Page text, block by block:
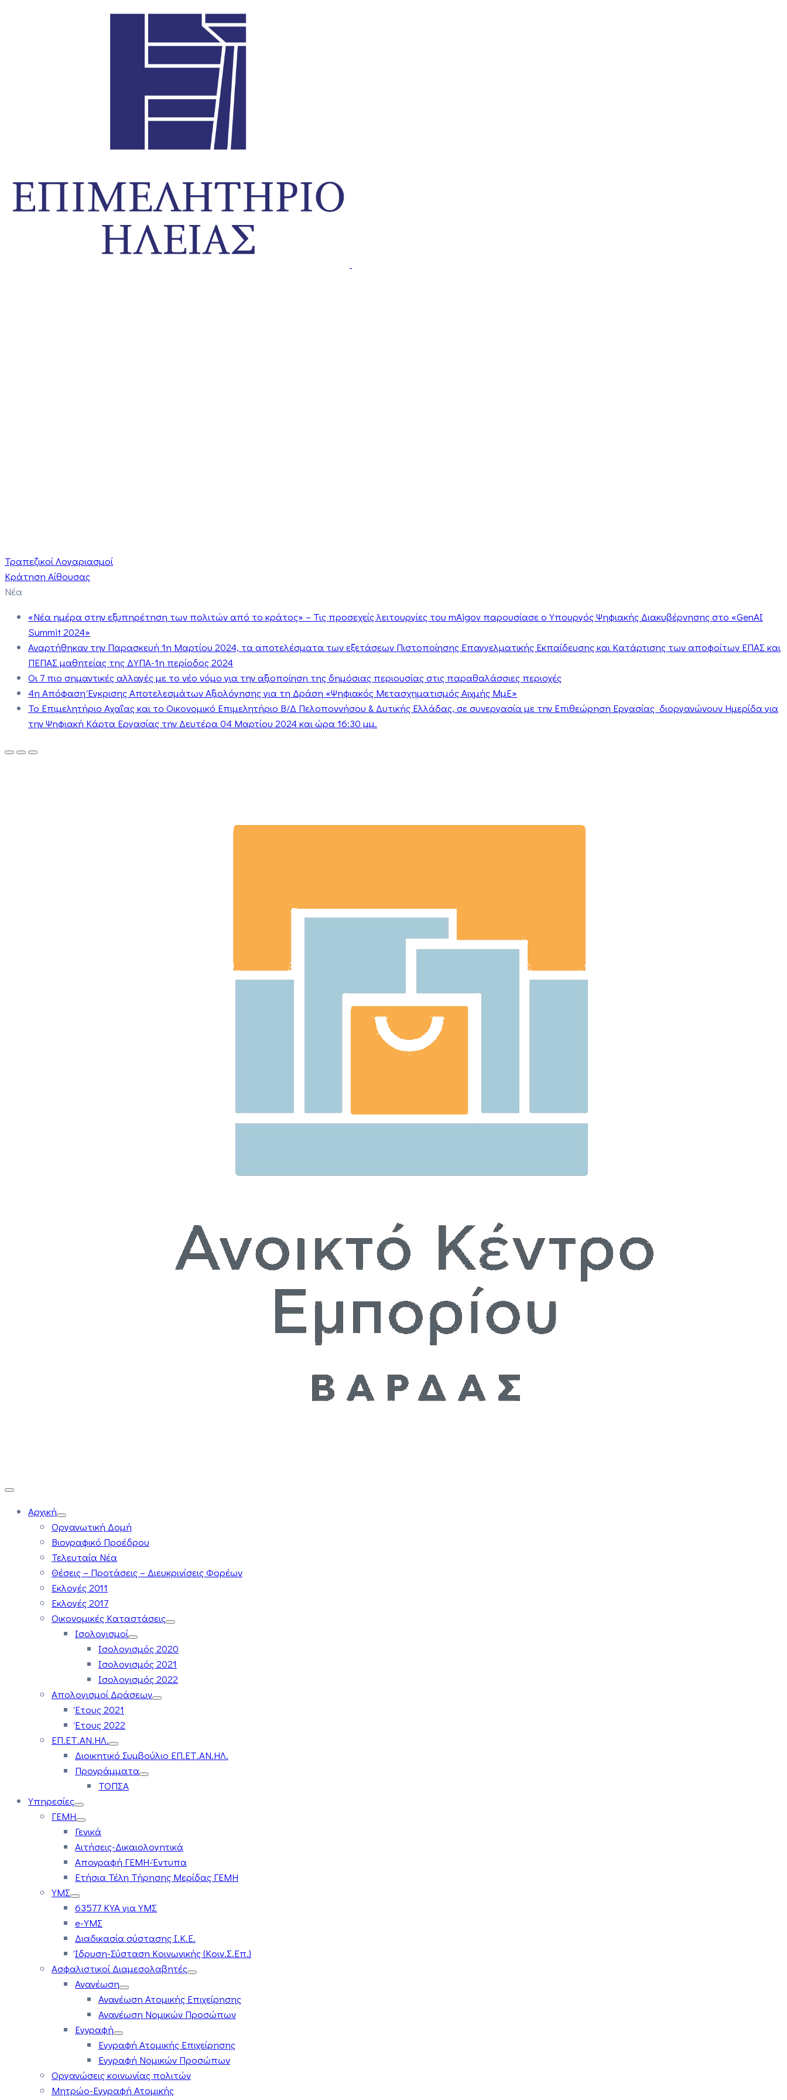
Τραπεζικοί Λογαριασμοί
Κράτηση Αίθουσας
Νέα
«Νέα ημέρα στην εξυπηρέτηση των πολιτών από το κράτος» – Τις προσεχείς λειτουργίες του mAigov παρουσίασε ο Υπουργός Ψηφιακής Διακυβέρνησης στο «GenAI
Summit 2024»
Αναρτήθηκαν την Παρασκευή 1η Μαρτίου 2024, τα αποτελέσματα των εξετάσεων Πιστοποίησης Επαγγελματικής Εκπαίδευσης και Κατάρτισης των αποφοίτων ΕΠΑΣ και
ΠΕΠΑΣ μαθητείας της ΔΥΠΑ-1η περίοδος 2024
Οι 7 πιο σημαντικές αλλαγές με το νέο νόμο για την αξιοποίηση της δημόσιας περιουσίας στις παραθαλάσσιες περιοχές
4η Απόφαση Έγκρισης Αποτελεσμάτων Αξιολόγησης για τη Δράση «Ψηφιακός Μετασχηματισμός Αιχμής ΜμΕ»
Το Επιμελητήριο Αχαΐας και το Οικονομικό Επιμελητήριο Β/Δ Πελοποννήσου & Δυτικής Ελλάδας, σε συνεργασία με την Επιθεώρηση Εργασίας διοργανώνουν Ημερίδα για
την Ψηφιακή Κάρτα Εργασίας την Δευτέρα 04 Μαρτίου 2024 και ώρα 16:30 μμ.
Αρχική
Οργανωτική Δομή
Βιογραφικό Προέδρου
Τελευταία Νέα
Θέσεις – Προτάσεις – Διευκρινίσεις Φορέων
Εκλογές 2011
Εκλογές 2017
Οικονομικές Καταστάσεις
Ισολογισμοί
Ισολογισμός 2020
Ισολογισμός 2021
Ισολογισμός 2022
Απολογισμοί Δράσεων
Έτους 2021
Έτους 2022
ΕΠ.ΕΤ.ΑΝ.ΗΛ.
Διοικητικό Συμβούλιο ΕΠ.ΕΤ.ΑΝ.ΗΛ.
Προγράμματα
ΤΟΠΣΑ
Υπηρεσίες
ΓΕΜΗ
Γενικά
Αιτήσεις-Δικαιολογητικά
Απογραφή ΓΕΜΗ-Έντυπα
Ετήσια Τέλη Τήρησης Μερίδας ΓΕΜΗ
ΥΜΣ
63577 ΚΥΑ για ΥΜΣ
e-ΥΜΣ
Διαδικασία σύστασης Ι.Κ.Ε.
Ίδρυση-Σύσταση Κοινωνικής (Κοιν.Σ.Επ.)
Ασφαλιστικοί Διαμεσολαβητές
Ανανέωση
Ανανέωση Ατομικής Επιχείρησης
Ανανέωση Νομικών Προσώπων
Εγγραφή
Εγγραφή Ατομικής Επιχείρησης
Εγγραφή Νομικών Προσώπων
Οργανώσεις κοινωνίας πολιτών
Μητρώο-Εγγραφή Ατομικής